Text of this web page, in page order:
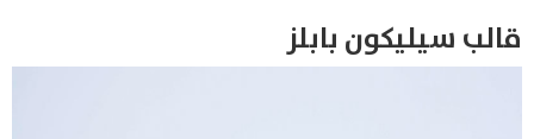
قالب سيليكون بابلز